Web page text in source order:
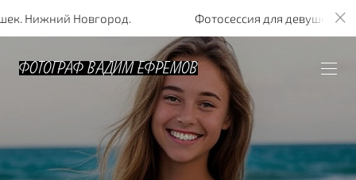
Новгород. Фотосессия для девушек.